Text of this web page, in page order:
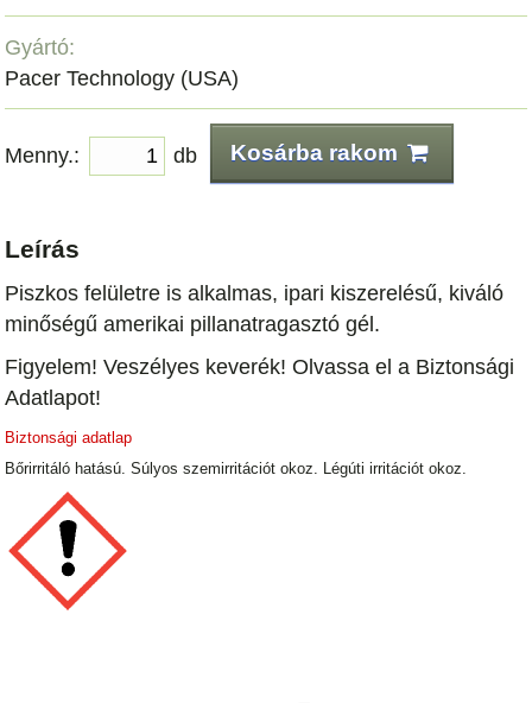
Gyártó:
Pacer Technology (USA)
Menny.: db Kosárba rakom
Leírás
Piszkos felületre is alkalmas, ipari kiszerelésű, kiváló
minőségű amerikai pillanatragasztó gél.
Figyelem! Veszélyes keverék! Olvassa el a Biztonsági
Adatlapot!
Biztonsági adatlap
Bőrirritáló hatású. Súlyos szemirritációt okoz. Légúti irritációt okoz.